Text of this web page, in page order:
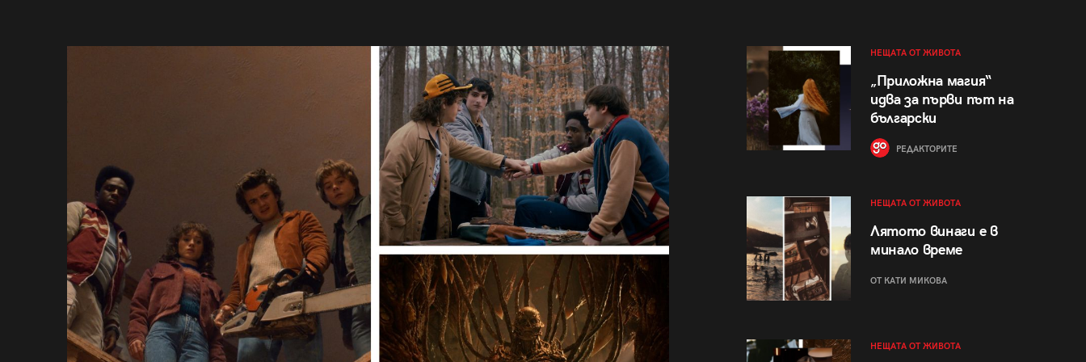
НЕЩАТА ОТ ЖИВОТА
„Приложна магия“
идва за първи път на
български
РЕДАКТОРИТЕ
НЕЩАТА ОТ ЖИВОТА
Лятото винаги е в
минало време
ОТ КАТИ МИКОВА
НЕЩАТА ОТ ЖИВОТА